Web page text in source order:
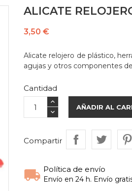
ALICATE
3,50 €
Alicate relojero de plástico,
agujas y otros componentes
Cantidad
AÑADIR AL
Compartir
Política de envío
Envío en 24 h. Envío